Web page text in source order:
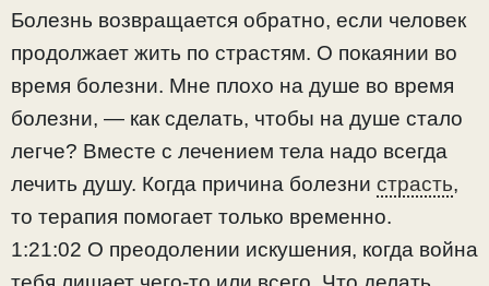
Болезнь возвращается обратно, если человек
продолжает жить по страстям. О покаянии во
время болезни. Мне плохо на душе во время
болезни, — как сделать, чтобы на душе стало
легче? Вместе с лечением тела надо всегда
лечить душу. Когда причина болезни страсть,
то терапия помогает только временно.
1:21:02 О преодолении искушения, когда война